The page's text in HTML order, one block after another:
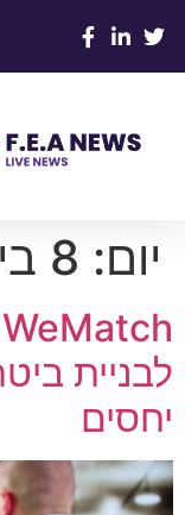
יום: 8 ביולי 2025
לבניית
יחסים